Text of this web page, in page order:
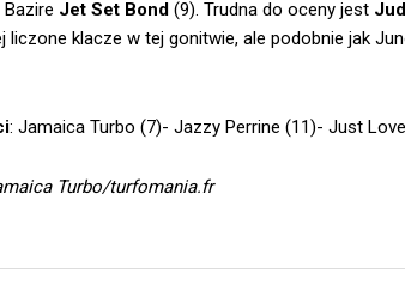
Jet Set Bond (9). Trudna do oceny jest
liczone klacze w tej gonitwie, ale podobnie jak
: Jamaica Turbo (7)- Jazzy Perrine (11)- Just
Turbo/turfomania.fr